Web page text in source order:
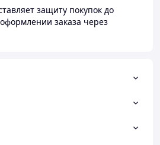
защиту покупок до
заказа через